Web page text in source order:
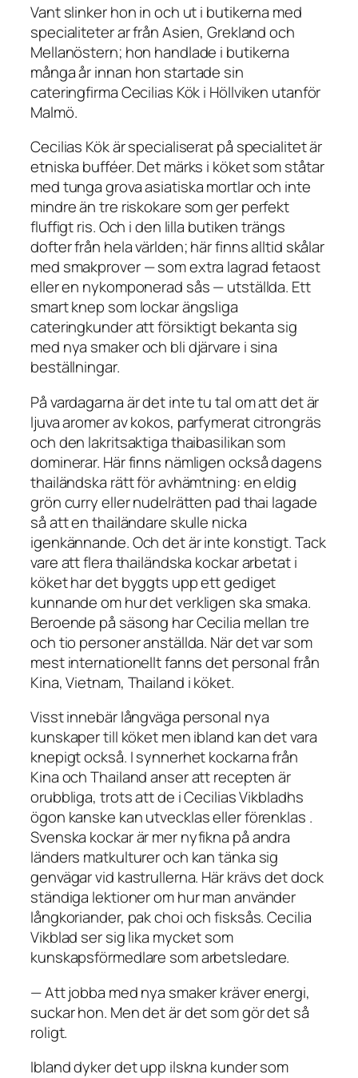
Vant slinker hon in och ut i butikerna med
specialiteter ar från Asien, Grekland och
Mellanöstern; hon handlade i butikerna
många år innan hon startade sin
cateringfirma Cecilias Kök i Höllviken utanför
Malmö.
Cecilias Kök är specialiserat på specialitet är
etniska bufféer. Det märks i köket som ståtar
med tunga grova asiatiska mortlar och inte
mindre än tre riskokare som ger perfekt
fluffigt ris. Och i den lilla butiken trängs
dofter från hela världen; här finns alltid skålar
med smakprover — som extra lagrad fetaost
eller en nykomponerad sås — utställda. Ett
smart knep som lockar ängsliga
cateringkunder att försiktigt bekanta sig
med nya smaker och bli djärvare i sina
beställningar.
På vardagarna är det inte tu tal om att det är
ljuva aromer av kokos, parfymerat citrongräs
och den lakritsaktiga thaibasilikan som
dominerar. Här finns nämligen också dagens
thailändska rätt för avhämtning: en eldig
grön curry eller nudelrätten pad thai lagade
så att en thailändare skulle nicka
igenkännande. Och det är inte konstigt. Tack
vare att flera thailändska kockar arbetat i
köket har det byggts upp ett gediget
kunnande om hur det verkligen ska smaka.
Beroende på säsong har Cecilia mellan tre
och tio personer anställda. När det var som
mest internationellt fanns det personal från
Kina, Vietnam, Thailand i köket.
Visst innebär långväga personal nya
kunskaper till köket men ibland kan det vara
knepigt också. I synnerhet kockarna från
Kina och Thailand anser att recepten är
orubbliga, trots att de i Cecilias Vikbladhs
ögon kanske kan utvecklas eller förenklas .
Svenska kockar är mer nyfikna på andra
länders matkulturer och kan tänka sig
genvägar vid kastrullerna. Här krävs det dock
ständiga lektioner om hur man använder
långkoriander, pak choi och fisksås. Cecilia
Vikblad ser sig lika mycket som
kunskapsförmedlare som arbetsledare.
— Att jobba med nya smaker kräver energi,
suckar hon. Men det är det som gör det så
roligt.
Ibland dyker det upp ilskna kunder som